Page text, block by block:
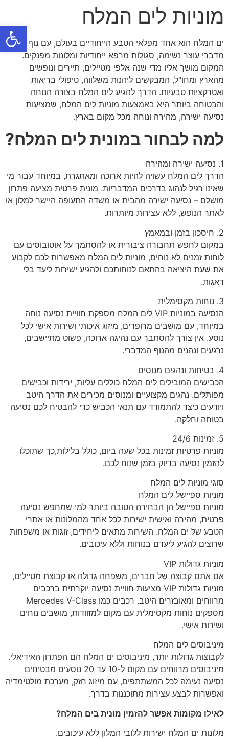
מוניות לים המלח
ים המלח הוא אחד מפלאי הטבע הייחודיים בעולם, עם נוף
מדברי עוצר נשימה, סגולות מרפא ייחודיות ומלונות מפנקים.
המקום מושך אליו מדי שנה אלפי מטיילים, תיירים ונופשים
מהארץ ומחו"ל, המבקשים ליהנות משלווה, טיפולי בריאות
ואטרקציות טבעיות. הדרך להגיע לים המלח בצורה הנוחה
והבטוחה ביותר היא באמצעות מוניות לים המלח, שמציעות
נסיעה ישירה, מהירה ונוחה מכל מקום בארץ.
למה לבחור במונית לים המלח?
1. נסיעה ישירה ומהירה
הדרך לים המלח עשויה להיות ארוכה ומאתגרת, במיוחד עבור מי
שאינו רגיל לנהוג בדרכים המדבריות. מונית פרטית מציעה פתרון
מושלם – נסיעה ישירה מהבית או משדה התעופה היישר למלון או
לאתר הנופש, ללא עצירות מיותרות.
2. חיסכון בזמן ובמאמץ
במקום לחפש תחבורה ציבורית או להסתמך על אוטובוסים עם
לוחות זמנים לא נוחים, מוניות לים המלח מאפשרות לכם לקבוע
את שעת היציאה בהתאם לנוחותכם ולהגיע ישירות ליעד בלי
דאגות.
3. נוחות מקסימלית
הנסיעה במוניות VIP לים המלח מספקת חוויית נסיעה נוחה
במיוחד, עם מושבים מרופדים, מיזוג איכותי ושירות אישי לכל
נוסע. אין צורך להסתבך עם נהיגה ארוכה, פשוט מתיישבים,
נרגעים ונהנים מהנוף המדברי.
4. בטיחות ונהגים מנוסים
הכבישים המובילים לים המלח כוללים עליות, ירידות וכבישים
מפותלים. נהגים מקצועיים ומנוסים מכירים את הדרך היטב
ויודעים כיצד להתמודד עם תנאי הכביש כדי להבטיח לכם נסיעה
בטוחה וחלקה.
5. זמינות 24/6
מוניות פרטיות זמינות בכל שעה ביום, כולל בלילות,כך שתוכלו
להזמין נסיעה בדיוק בזמן שנוח לכם.
סוגי מוניות לים המלח
מוניות ספיישל לים המלח
מוניות ספיישל הן הבחירה הטובה ביותר למי שמחפש נסיעה
פרטית, מהירה ואישית ישירות לכל אחד מהמלונות או אתרי
הטבע של ים המלח. השירות מתאים ליחידים, זוגות או משפחות
שרוצים להגיע ליעדם בנוחות וללא עיכובים.
מוניות גדולות VIP
אם אתם קבוצה של חברים, משפחה גדולה או קבוצת מטיילים,
מוניות גדולות VIP מציעות חוויית נסיעה יוקרתית ברכבים
מרווחים ומאובזרים היטב. רכבים כמו Mercedes V-Class
מספקים נוחות מקסימלית עם מקום למזוודות, מושבים נוחים
ושירות אישי.
מיניבוסים לים המלח
לקבוצות גדולות יותר, מיניבוסים ים המלח הם הפתרון האידיאלי.
מיניבוסים מרווחים עם מקום ל-10 עד 20 נוסעים מבטיחים
נסיעה נעימה לכל המשתתפים, עם מיזוג חזק, מערכת מולטימדיה
ואפשרות לבצע עצירות מתוכננות בדרך.
לאילו מקומות אפשר להזמין מונית בים המלח?
מלונות ים המלח ישירות ללובי המלון ללא עיכובים.